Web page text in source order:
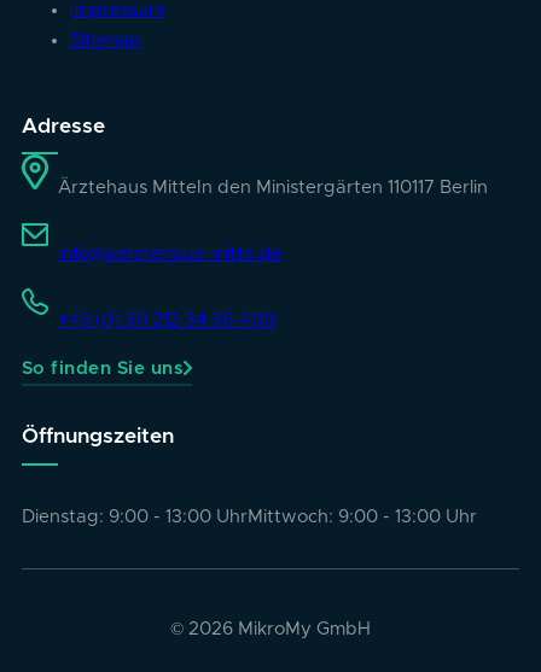
Impressum
Sitemap
Adresse
Ärztehaus Mitte In den Ministergärten 110117 Berlin
info@aerztehaus-mitte.de
+49 (0) 30 212 34 36-400
So finden Sie uns
Öffnungszeiten
Dienstag: 9:00 - 13:00 UhrMittwoch: 9:00 - 13:00 Uhr
© 2026 MikroMy GmbH